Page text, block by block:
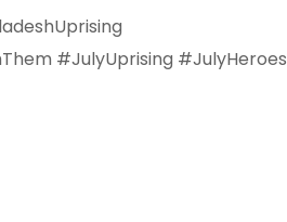
#JulyUprising #JulyHeroes